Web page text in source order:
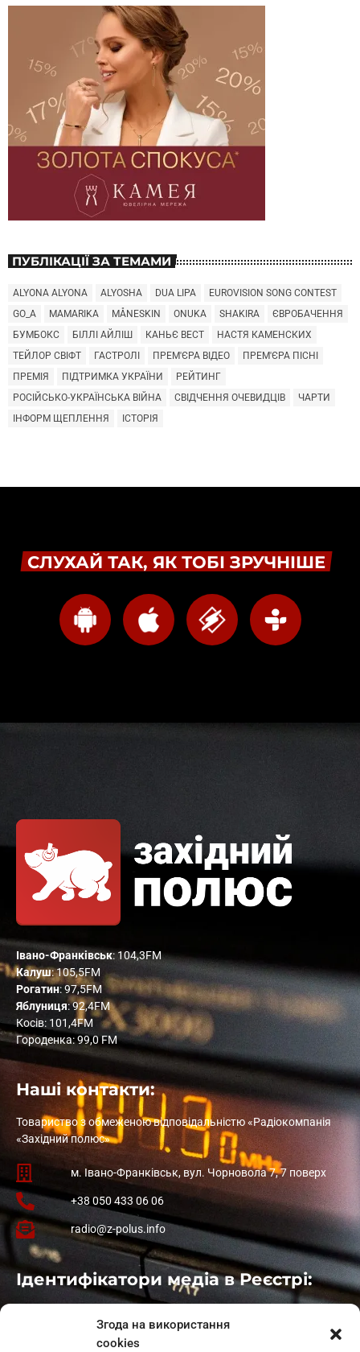
Згода на використання
cookies
ПУБЛІКАЦІЇ ЗА ТЕМАМИ
ALYONA ALYONA ALYOSHA DUA LIPA
EUROVISION SONG CONTEST
GO_A
MAMARIKA MÅNESKIN ONUKA SHAKIRA
ЄВРОБАЧЕННЯ
БУМБОКС
БІЛЛІ АЙЛІШ КАНЬЄ ВЕСТ
НАСТЯ КАМЕНСКИХ
ТЕЙЛОР СВІФТ
ГАСТРОЛІ ПРЕМ'ЄРА ВІДЕО
ПРЕМ'ЄРА ПІСНІ
ПРЕМІЯ
ПІДТРИМКА УКРАЇНИ
РЕЙТИНГ
РОСІЙСЬКО-УКРАЇНСЬКА ВІЙНА
СВІДЧЕННЯ ОЧЕВИДЦІВ
ЧАРТИ
ІНФОРМ ЩЕПЛЕННЯ
ІСТОРІЯ
СЛУХАЙ ТАК, ЯК ТОБІ ЗРУЧНІШЕ
Івано-Франківськ: 104,3FM
Калуш: 105,5FM
Рогатин: 97,5FM
Яблуниця: 92,4FM
Косів: 101,4FM
Городенка: 99,0 FM
Наші контакти:
Товариство з обмеженою відповідальністю «Радіокомпанія
«Західний полюс»
м. Івано-Франківськ, вул. Чорновола 7, 7 поверх
+38 050 433 06 06
radio@z-polus.info
Ідентифікатори медіа в Реєстрі:
: L11-01410
: L11-01801